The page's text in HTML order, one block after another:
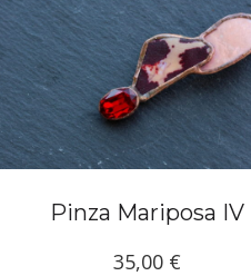
Pinza Mariposa IV
35,00 €